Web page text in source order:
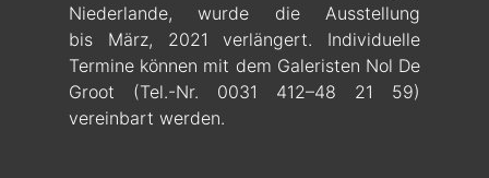
Niederlande, wurde die Ausstellung
bis März, 2021 verlängert. Individuelle
Termine können mit dem Galeristen Nol De
Groot (Tel.-Nr. 0031 412–48 21 59)
vereinbart werden.